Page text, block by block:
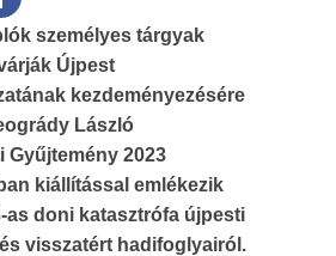
személyes tárgyak
Újpest
kezdeményezésére
László
Gyűjtemény 2023
kiállítással emlékezik
as doni katasztrófa újpesti
visszatért hadifoglyairól.